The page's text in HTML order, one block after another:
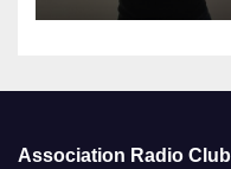
Association Radio Club